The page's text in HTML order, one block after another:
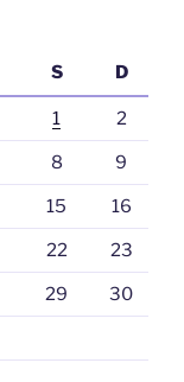
S D
1 2
8 9
15 16
22 23
29 30